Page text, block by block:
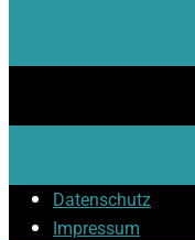
Datenschutz
Impressum